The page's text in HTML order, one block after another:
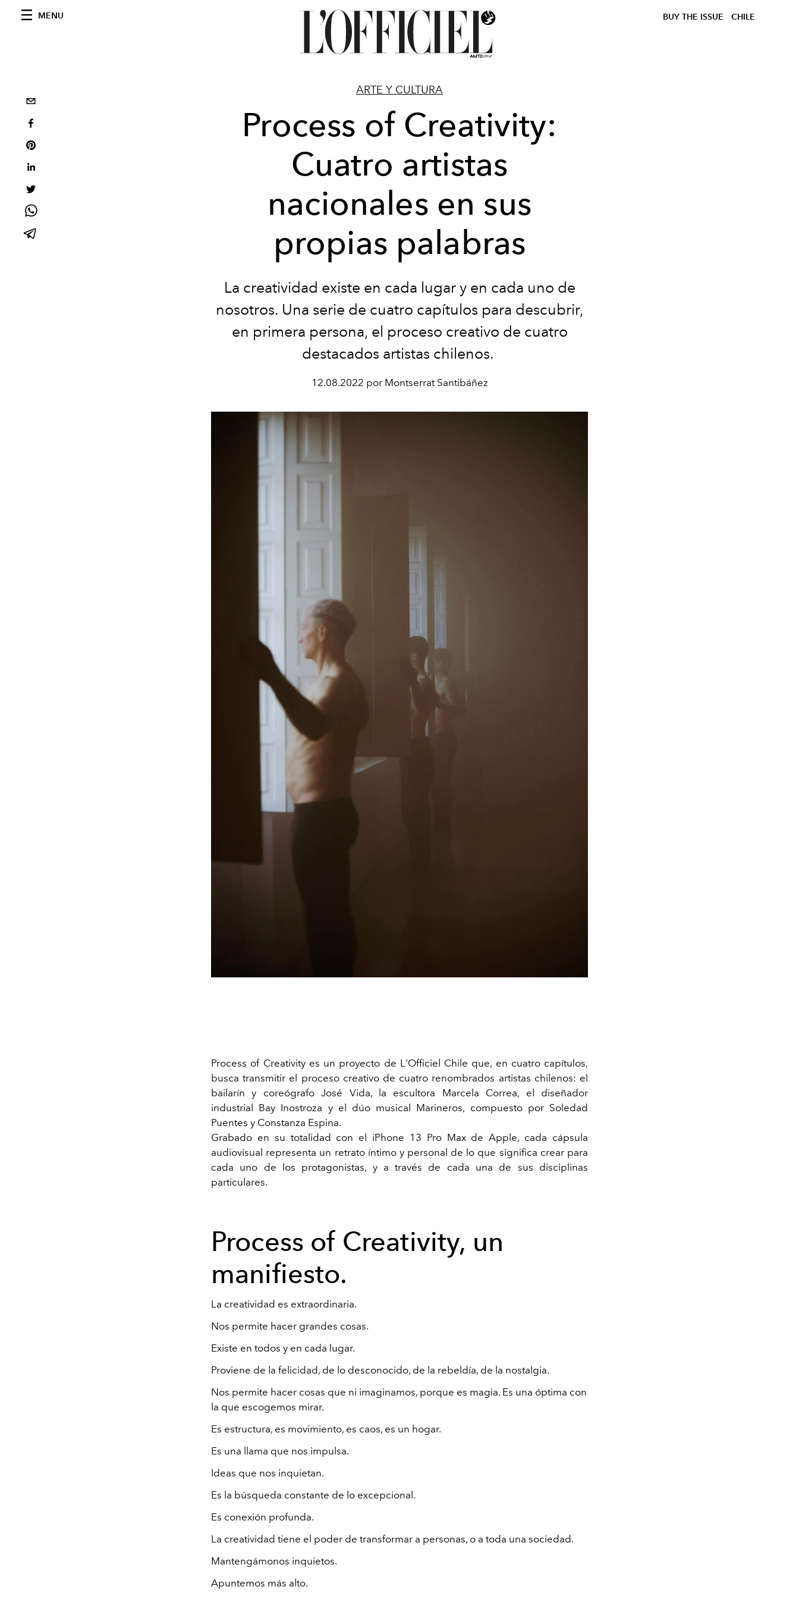
MENU BUY THE ISSUE CHILE
ARTE Y CULTURA
Process of Creativity:
Cuatro artistas
nacionales en sus
propias palabras
La creatividad existe en cada lugar y en cada uno de
nosotros. Una serie de cuatro capítulos para descubrir,
en primera persona, el proceso creativo de cuatro
destacados artistas chilenos.
12.08.2022 por Montserrat Santibáñez
Process of Creativity es un proyecto de L'Officiel Chile que, en cuatro capítulos,
busca transmitir el proceso creativo de cuatro renombrados artistas chilenos: el
bailarín y coreógrafo José Vida, la escultora Marcela Correa, el diseñador
industrial Bay Inostroza y el dúo musical Marineros, compuesto por Soledad
Puentes y Constanza Espina.
Grabado en su totalidad con el iPhone 13 Pro Max de Apple, cada cápsula
audiovisual representa un retrato íntimo y personal de lo que significa crear para
cada uno de los protagonistas, y a través de cada una de sus disciplinas
particulares.
Process of Creativity, un
manifiesto.
La creatividad es extraordinaria.
Nos permite hacer grandes cosas.
Existe en todos y en cada lugar.
Proviene de la felicidad, de lo desconocido, de la rebeldía, de la nostalgia.
Nos permite hacer cosas que ni imaginamos, porque es magia. Es una óptima con
la que escogemos mirar.
Es estructura, es movimiento, es caos, es un hogar.
Es una llama que nos impulsa.
Ideas que nos inquietan.
Es la búsqueda constante de lo excepcional.
Es conexión profunda.
La creatividad tiene el poder de transformar a personas, o a toda una sociedad.
Mantengámonos inquietos.
Apuntemos más alto.